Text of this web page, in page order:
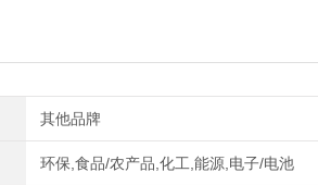
其他品牌
环保,食品/农产品,化工,能源,电子/电池